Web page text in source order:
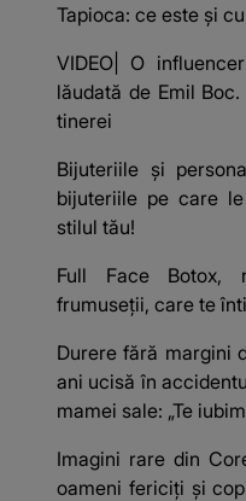
Tapioca: ce este și
VIDEO| O
lăudată de Emil
tinerei
Bijuteriile și
bijuteriile pe care
stilul tău!
Full Face Botox,
frumuseţii, care te
Durere fără margini
ani ucisă în
mamei sale: „Te
Imagini rare din
oameni fericiți și